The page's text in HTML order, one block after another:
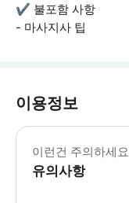
✔ 불포함 사항
- 마사지사 팁
이용정보
이런건 주의하세요
유의사항